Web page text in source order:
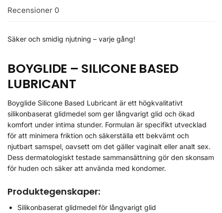
Recensioner 0
Säker och smidig njutning – varje gång!
BOYGLIDE – SILICONE BASED
LUBRICANT
Boyglide Silicone Based Lubricant är ett högkvalitativt
silikonbaserat glidmedel som ger långvarigt glid och ökad
komfort under intima stunder. Formulan är specifikt utvecklad
för att minimera friktion och säkerställa ett bekvämt och
njutbart samspel, oavsett om det gäller vaginalt eller analt sex.
Dess dermatologiskt testade sammansättning gör den skonsam
för huden och säker att använda med kondomer.
Produktegenskaper:
Silikonbaserat glidmedel för långvarigt glid